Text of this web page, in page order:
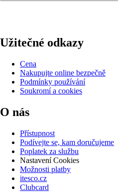
Užitečné odkazy
Cena
Nakupujte online bezpečně
Podmínky používání
Soukromí a cookies
O nás
Přístupnost
Podívejte se, kam doručujeme
Poplatek za službu
Nastavení Cookies
Možnosti platby
itesco.cz
Clubcard